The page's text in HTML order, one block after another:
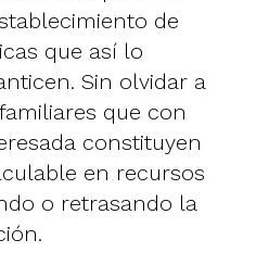
de
que así lo
Sin olvidar a
que con
constituyen
en recursos
o retrasando la